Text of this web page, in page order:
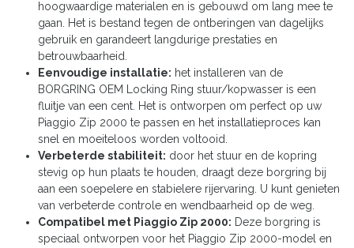
hoogwaardige materialen en is gebouwd om lang mee te
gaan. Het is bestand tegen de ontberingen van dagelijks
gebruik en garandeert langdurige prestaties en
betrouwbaarheid.
Eenvoudige installatie: het installeren van de
BORGRING OEM Locking Ring stuur/kopwasser is een
fluitje van een cent. Het is ontworpen om perfect op uw
Piaggio Zip 2000 te passen en het installatieproces kan
snel en moeiteloos worden voltooid.
Verbeterde stabiliteit: door het stuur en de kopring
stevig op hun plaats te houden, draagt deze borgring bij
aan een soepelere en stabielere rijervaring. U kunt genieten
van verbeterde controle en wendbaarheid op de weg.
Compatibel met Piaggio Zip 2000: Deze borgring is
speciaal ontworpen voor het Piaggio Zip 2000-model en